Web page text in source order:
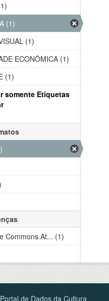
(1)
(1)
ECONÔMICA (1)
(1)
somente Etiquetas
Commons At... (1)
de Dados da Cultura